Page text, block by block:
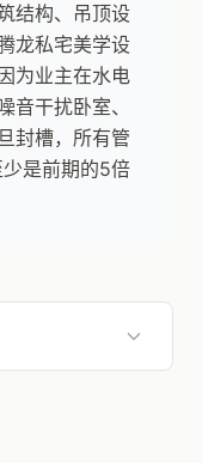
结构、吊顶设
龙私宅美学设
为业主在水电
音干扰卧室、
封槽，所有管
少是前期的5倍